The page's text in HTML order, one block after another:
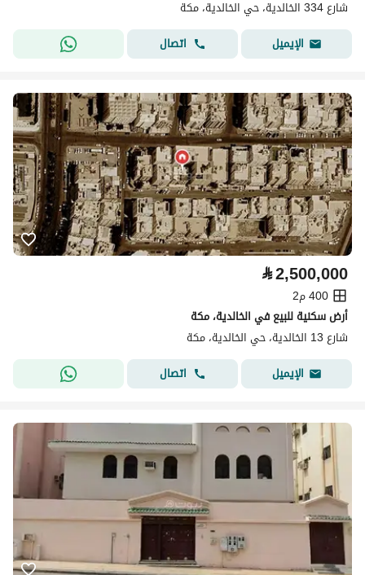
شارع 334 الخالدية، حي الخالدية، مكة
الإيميل
اتصال
⃁2,500,000
400 م2
أرض سكنية للبيع في الخالدية، مكة
شارع 13 الخالدية، حي الخالدية، مكة
الإيميل
اتصال